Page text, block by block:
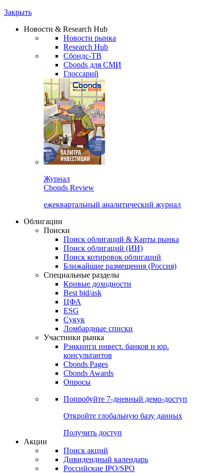
Закрыть
Новости & Research Hub
Новости рынка
Research Hub
Сбондс-ТВ
Cbonds для СМИ
Глоссарий
Журнал
Cbonds Review
ежеквартальный аналитический журнал
Облигации
Поиски
Поиск облигаций & Карты рынка
Поиск облигаций (ИИ)
Поиск котировок облигаций
Ближайшие размещения (Россия)
Специальные разделы
Кривые доходности
Best bid/ask
ЦФА
ESG
Сукук
Ломбардные списки
Участники рынка
Рэнкинги инвест. банков и юр.
консультантов
Cbonds Pages
Cbonds Awards
Опросы
Попробуйте 7-дневный демо-доступ
Откройте глобальную базу данных
Получить доступ
Акции
Поиск акций
Дивидендный календарь
Российские IPO/SPO